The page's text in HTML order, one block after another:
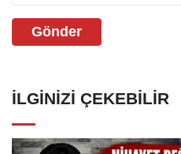
Gönder
İLGINIZI ÇEKEBILIR